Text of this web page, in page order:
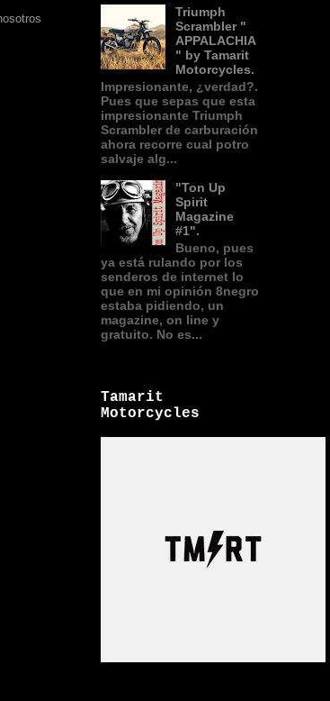
Triumph
Scrambler "
APPALACHIA
" by Tamarit
Motorcycles.
Impresionante, ¿verdad?.
Pues que sepas que esta
impresionante Triumph
Scrambler de carburación
ahora recorre cual potro
salvaje alg...
"Ton Up
Spirit
Magazine
#1".
Bueno, pues
ya está rulando por los
senderos de internet lo
que en mi opinión 8negro
estaba pidiendo, un
magazine, on line y
gratuito. No es...
Tamarit
Motorcycles